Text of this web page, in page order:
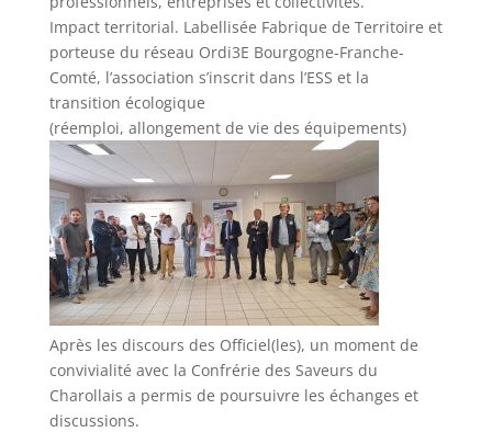
Impact territorial. Labellisée Fabrique de Territoire et
porteuse du réseau Ordi3E Bourgogne-Franche-
Comté, l’association s’inscrit dans l’ESS et la
transition écologique
(réemploi, allongement de vie des équipements)
Après les discours des Officiel(les), un moment de
convivialité avec la Confrérie des Saveurs du
Charollais a permis de poursuivre les échanges et
discussions.